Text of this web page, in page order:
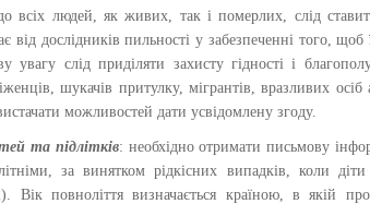
всіх людей, як живих, так і померлих, слід
від дослідників пильності у забезпеченні того, щоб
увагу слід приділяти захисту гідності і
шукачів притулку, мігрантів, вразливих
можливостей дати усвідомлену згоду.
та підлітків: необхідно отримати письмову
за винятком рідкісних випадків, коли
Вік повноліття визначається країною, в якій